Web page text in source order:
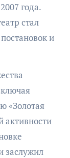
года.
стал
и
«Золотая
активности
заслужил